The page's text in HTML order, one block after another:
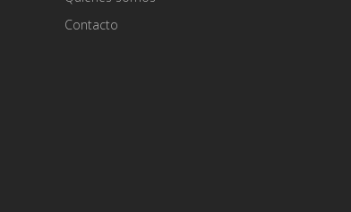
Contacto